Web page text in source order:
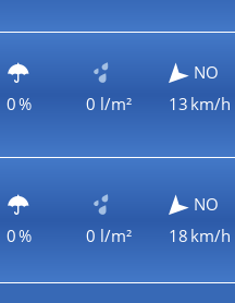
0 % 0 l/m²
NO
13 km/h
0 % 0 l/m²
NO
18 km/h